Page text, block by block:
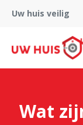
Uw huis veilig
Wat